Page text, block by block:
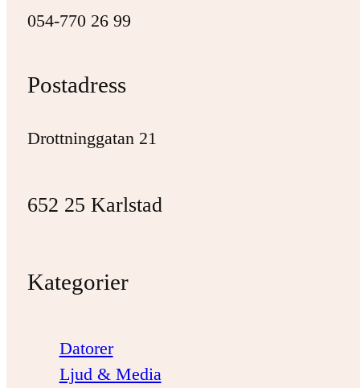
054-770 26 99
Postadress
Drottninggatan 21
652 25 Karlstad
Kategorier
Datorer
Ljud & Media